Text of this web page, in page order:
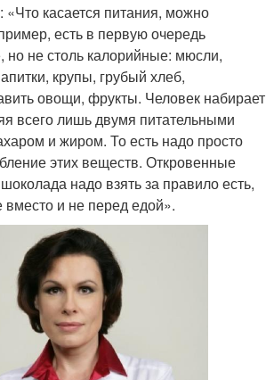
«Что касается питания, можно
есть в первую очередь
но не столь калорийные: мюсли,
крупы, грубый хлеб,
овощи, фрукты. Человек набирает
всего лишь двумя питательными
и жиром. То есть надо просто
этих веществ. Откровенные
надо взять за правило есть,
вместо и не перед едой».